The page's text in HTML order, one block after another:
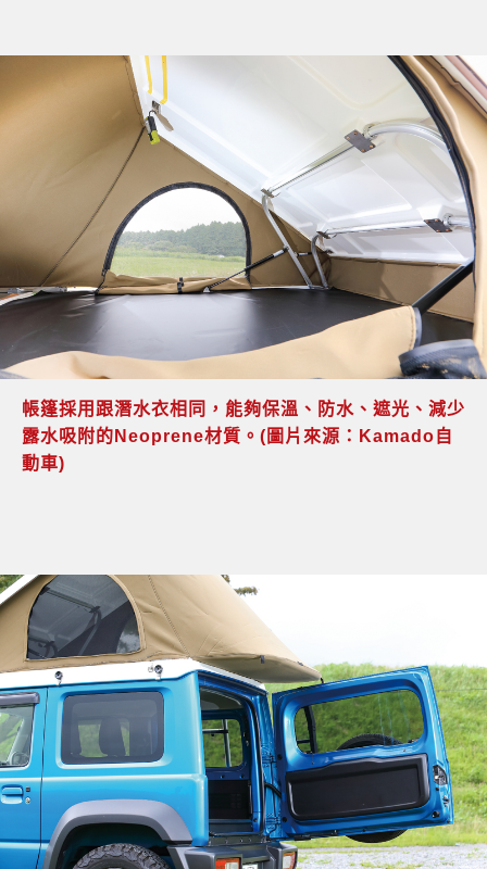
帳篷採用跟潛水衣相同，能夠保溫、防水、遮光、減少
露水吸附的Neoprene材質。(圖片來源：Kamado自
動車)